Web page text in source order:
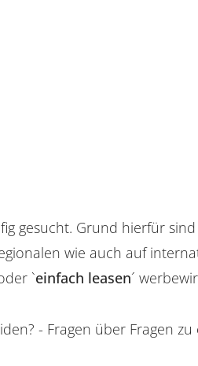
gesucht. Grund hierfür
wie auch auf
`einfach leasen´
- Fragen über Fragen zu